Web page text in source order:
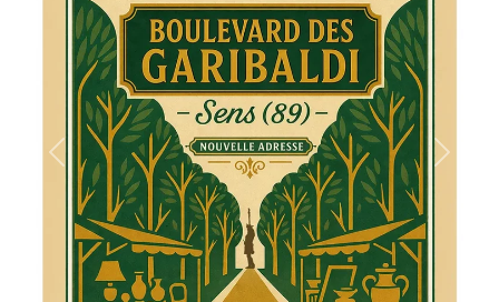
Précédent